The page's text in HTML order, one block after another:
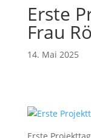
Erste
Frau
14. Mai 2025